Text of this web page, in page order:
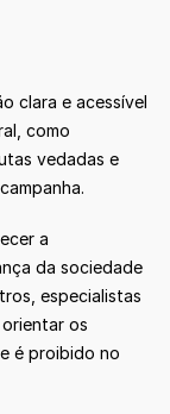
clara e acessível
como
vedadas e
a
da sociedade
especialistas
os
é proibido no